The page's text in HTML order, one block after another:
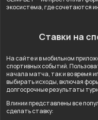
экосистема, где сочетаются
Ставки на
На сайте и в мобильном
спортивных событий.
начала матча, так и во время
выбирать исходы, включая
долгосрочные результаты
В линии представлены все
сделать ставку: